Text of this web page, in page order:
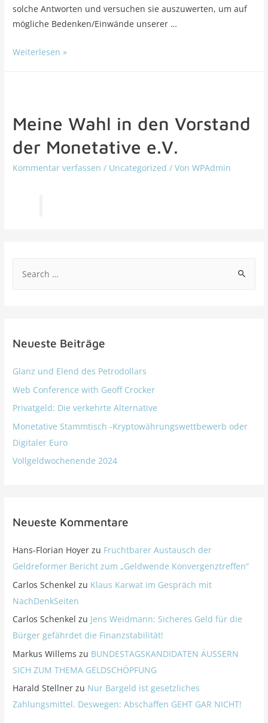
solche Antworten und versuchen sie auszuwerten, um auf
mögliche Bedenken/Einwände unserer …
Weiterlesen »
Meine Wahl in den Vorstand
der Monetative e.V.
Kommentar verfassen / Uncategorized / VonWPAdmin
Neueste Beiträge
Glanz und Elend des Petrodollars
Web Conference with Geoff Crocker
Privatgeld: Die verkehrte Alternative
Monetative Stammtisch -Kryptowährungswettbewerb oder
Digitaler Euro
Vollgeldwochenende 2024
Neueste Kommentare
Hans-Florian Hoyer zu Fruchtbarer Austausch der
Geldreformer Bericht zum „Geldwende Konvergenztreffen“
Carlos Schenkel zu Klaus Karwat im Gespräch mit
NachDenkSeiten
Carlos Schenkel zu Jens Weidmann: Sicheres Geld für die
Bürger gefährdet die Finanzstabilität!
Markus Willems zu BUNDESTAGSKANDIDATEN ÄUSSERN
SICH ZUM THEMA GELDSCHÖPFUNG
Harald Stellner zu Nur Bargeld ist gesetzliches
Zahlungsmittel. Deswegen: Abschaffen GEHT GAR NICHT!